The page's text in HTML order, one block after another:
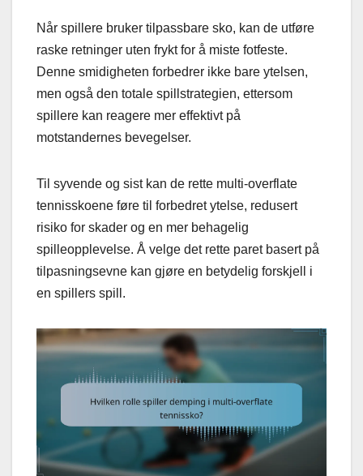
Når spillere bruker tilpassbare sko, kan de utføre
raske retninger uten frykt for å miste fotfeste.
Denne smidigheten forbedrer ikke bare ytelsen,
men også den totale spillstrategien, ettersom
spillere kan reagere mer effektivt på
motstandernes bevegelser.
Til syvende og sist kan de rette multi-overflate
tennisskoene føre til forbedret ytelse, redusert
risiko for skader og en mer behagelig
spilleopplevelse. Å velge det rette paret basert på
tilpasningsevne kan gjøre en betydelig forskjell i
en spillers spill.